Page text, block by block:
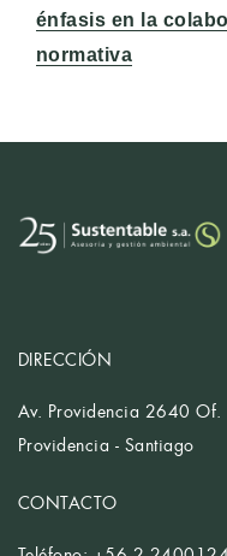
siguiente:
énfasis en la
normativa
DIRECCIÓN
Av. Providencia 2640 Of.
Providencia - Santiago
CONTACTO